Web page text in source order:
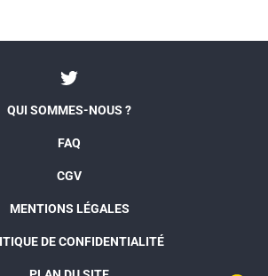
QUI SOMMES-NOUS ?
FAQ
CGV
MENTIONS LÉGALES
DE CONFIDENTIALITÉ